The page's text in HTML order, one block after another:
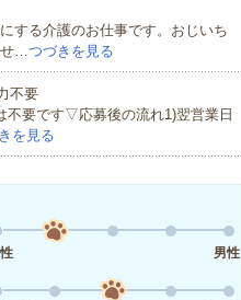
する介護のお仕事です。おじいち
せ…つづきを見る
不要
要です▽応募後の流れ1)翌営業日
を見る
男性